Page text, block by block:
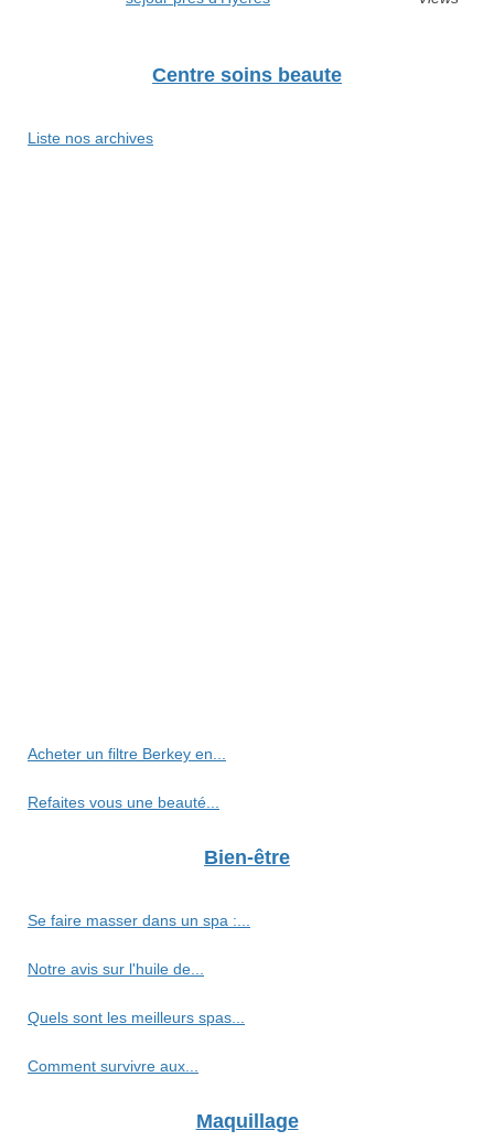
Centre soins beaute
Liste nos archives
Acheter un filtre Berkey en...
Refaites vous une beauté...
Bien-être
Se faire masser dans un spa :...
Notre avis sur l'huile de...
Quels sont les meilleurs spas...
Comment survivre aux...
Maquillage